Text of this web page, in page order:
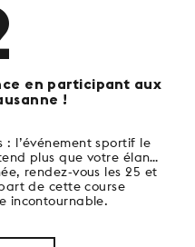
en participant aux
!
l’événement sportif le
plus que votre élan…
rendez-vous les 25 et
de cette course
incontournable.